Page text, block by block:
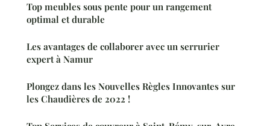
Top meubles sous pente pour un rangement
optimal et durable
Les avantages de collaborer avec un serrurier
expert à Namur
Plongez dans les Nouvelles Règles Innovantes sur
les Chaudières de 2022 !